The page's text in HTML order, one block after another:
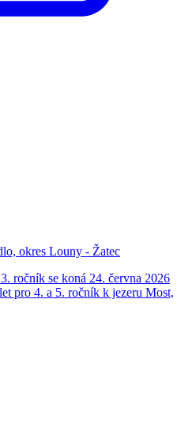
okres Louny - Žatec
ročník se koná 24. června 2026
pro 4. a 5. ročník k jezeru Most,